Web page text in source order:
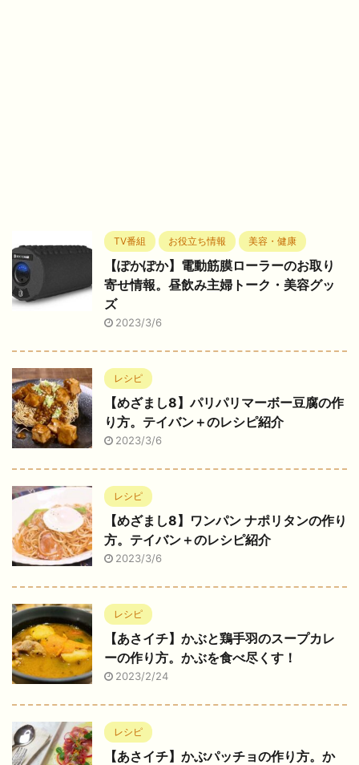
TV番組 お役立ち情報 美容・健康
【ぽかぽか】電動筋膜ローラーのお取り
寄せ情報。昼飲み主婦トーク・美容グッ
ズ
2023/3/6
レシピ
【めざまし8】パリパリマーボー豆腐の作
り方。テイバン＋のレシピ紹介
2023/3/6
レシピ
【めざまし8】ワンパン ナポリタンの作り
方。テイバン＋のレシピ紹介
2023/3/6
レシピ
【あさイチ】かぶと鶏手羽のスープカレ
ーの作り方。かぶを食べ尽くす！
2023/2/24
レシピ
【あさイチ】かぶパッチョの作り方。か